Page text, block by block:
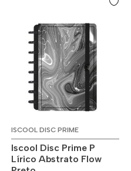
ISCOOL DISC PRIME
Iscool Disc Prime P
Lírico Abstrato Flow